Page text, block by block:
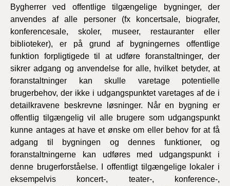
Bygherrer ved offentlige tilgængelige bygninger, der
anvendes af alle personer (fx koncertsale, biografer,
konferencesale, skoler, museer, restauranter eller
biblioteker), er på grund af bygningernes offentlige
funktion forpligtigede til at udføre foranstaltninger, der
sikrer adgang og anvendelse for alle, hvilket betyder, at
foranstaltninger kan skulle varetage potentielle
brugerbehov, der ikke i udgangspunktet varetages af de i
detailkravene beskrevne løsninger. Når en bygning er
offentlig tilgængelig vil alle brugere som udgangspunkt
kunne antages at have et ønske om eller behov for at få
adgang til bygningen og dennes funktioner, og
foranstaltningerne kan udføres med udgangspunkt i
denne brugerforståelse. I offentligt tilgængelige lokaler i
eksempelvis koncert-, teater-, konference-,